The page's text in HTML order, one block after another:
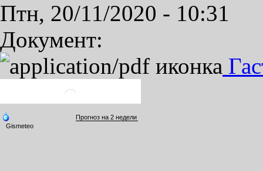
Птн, 20/11/2020 - 10:31
Документ: